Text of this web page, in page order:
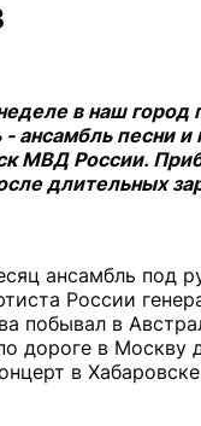
в наш город
ансамбль песни и
МВД России.
длительных
ансамбль под
России
побывал в
дороге в Москву
в